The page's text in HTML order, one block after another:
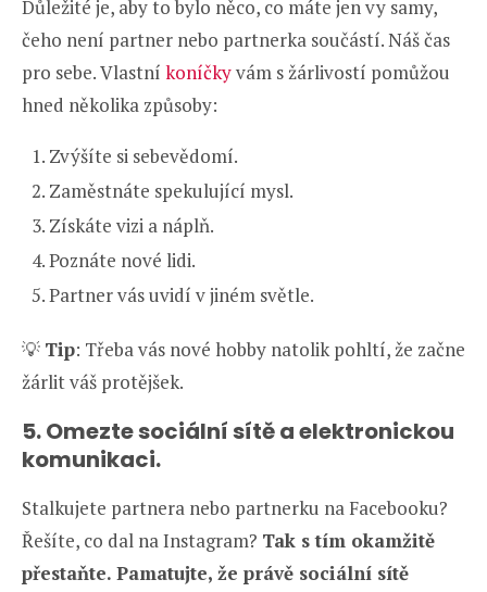
Důležité je, aby to bylo něco, co máte jen vy samy,
čeho není partner nebo partnerka součástí. Náš čas
pro sebe. Vlastní koníčkyvám s žárlivostí pomůžou
hned několika způsoby:
Zvýšíte si sebevědomí.
Zaměstnáte spekulující mysl.
Získáte vizi a náplň.
Poznáte nové lidi.
Partner vás uvidí v jiném světle.
💡 Tip: Třeba vás nové hobby natolik pohltí, že začne
žárlit váš protějšek.
5.Omezte sociální sítě a elektronickou
komunikaci.
Stalkujete partnera nebo partnerku na Facebooku?
Řešíte, co dal na Instagram? Tak s tím okamžitě
přestaňte. Pamatujte, že právě sociální sítě